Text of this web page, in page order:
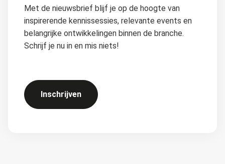
Met de nieuwsbrief blijf je op de hoogte van
inspirerende kennissessies, relevante events en
belangrijke ontwikkelingen binnen de branche.
Schrijf je nu in en mis niets!
Inschrijven